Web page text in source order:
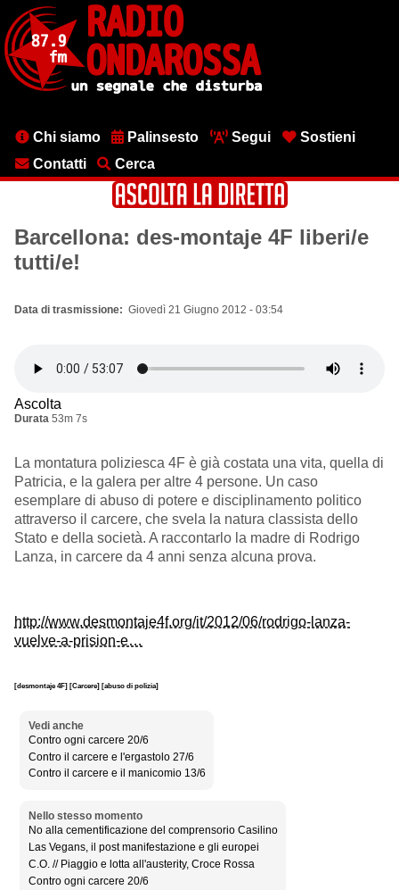
contenuto
principale
MenuChi siamo Palinsesto Segui
Sostieni
Contatti
Cerca
Barcellona: des-montaje 4F liberi/e
tutti/e!
Data di trasmissione Giovedì 21 Giugno 2012 - 03:54
Ascolta
Durata 53m 7s
La montatura poliziesca 4F è già costata una vita, quella di
Patricia, e la galera per altre 4 persone. Un caso
esemplare di abuso di potere e disciplinamento politico
attraverso il carcere, che svela la natura classista dello
Stato e della società. A raccontarlo la madre di Rodrigo
Lanza, in carcere da 4 anni senza alcuna prova.
http://www.desmontaje4f.org/it/2012/06/rodrigo-lanza-
vuelve-a-prision-e…
[desmontaje 4F] [Carcere] [abuso di polizia]
Vedi anche
Contro ogni carcere 20/6
Contro il carcere e l'ergastolo 27/6
Contro il carcere e il manicomio 13/6
Nello stesso momento
No alla cementificazione del comprensorio Casilino
Las Vegans, il post manifestazione e gli europei
C.O. // Piaggio e lotta all'austerity, Croce Rossa
Contro ogni carcere 20/6